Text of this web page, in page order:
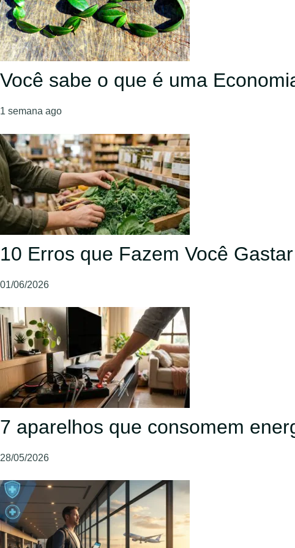
Você sabe o que é uma
1 semana ago
10 Erros que Fazem Você
01/06/2026
7 aparelhos que consomem
28/05/2026